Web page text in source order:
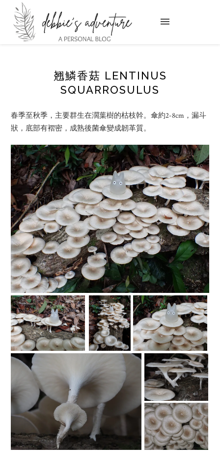
翘鱗香菇 LENTINUS
SQUARROSULUS
春季至秋季，主要群生在濶葉樹的枯枝幹。傘約2-8cm，漏斗
狀，底部有褶密，成熟後菌傘變成韌革質。